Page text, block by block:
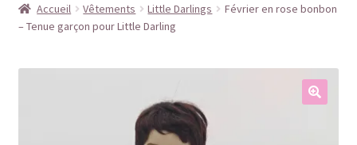
Conditions générales de vente
Contact
Accueil Vêtements Little Darlings
Février en rose bonbon
– Tenue garçon pour Little Darling